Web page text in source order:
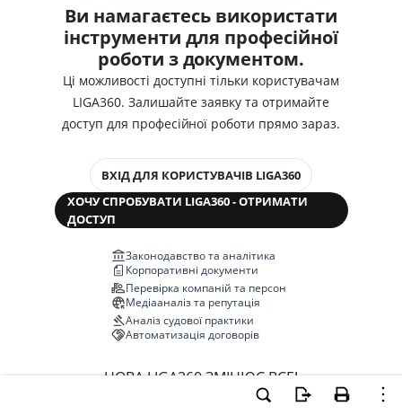
Ви намагаєтесь використати
інструменти для професійної
роботи з документом.
Ці можливості доступні тільки користувачам
LIGA360. Залишайте заявку та отримайте
доступ для професійної роботи прямо зараз.
ВХІД ДЛЯ КОРИСТУВАЧІВ LIGA360
ХОЧУ СПРОБУВАТИ LIGA360 - ОТРИМАТИ
ДОСТУП
Законодавство та аналітика
Корпоративні документи
Перевірка компаній та персон
Медіааналіз та репутація
Аналіз судової практики
Автоматизація договорів
НОВА LIGA360 ЗМІНЮЄ ВСЕ!